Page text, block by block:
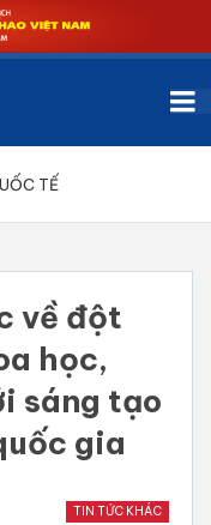
TẾ
về đột
học,
sáng tạo
gia
TIN TỨC KHÁC